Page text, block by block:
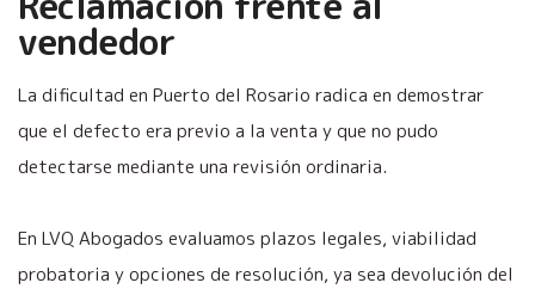
vendedor
La dificultad en Puerto del Rosario radica en demostrar
que el defecto era previo a la venta y que no pudo
detectarse mediante una revisión ordinaria.
En LVQ Abogados evaluamos plazos legales, viabilidad
probatoria y opciones de resolución, ya sea devolución del